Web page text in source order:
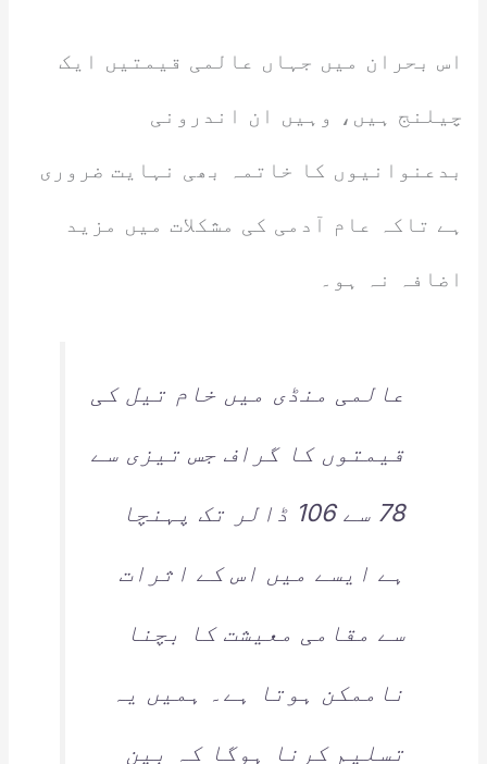
اس بحران میں جہاں عالمی قیمتیں ایک
چیلنج ہیں، وہیں ان اندرونی
بدعنوانیوں کا خاتمہ بھی نہایت ضروری
ہے تاکہ عام آدمی کی مشکلات میں مزید
اضافہ نہ ہو۔
عالمی منڈی میں خام تیل کی
قیمتوں کا گراف جس تیزی سے
78 سے 106 ڈالر تک پہنچا
ہے ایسے میں اس کے اثرات
سے مقامی معیشت کا بچنا
ناممکن ہوتا ہے۔ ہمیں یہ
تسلیم کرنا ہوگا کہ بین